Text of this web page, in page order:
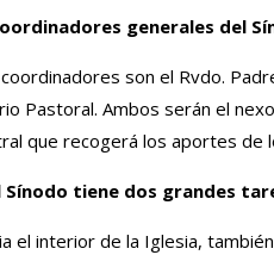
generales del
son el Rvdo.
Pastoral. Ambos serán el
que recogerá los aportes de
Sínodo tiene dos grandes
el interior de la Iglesia,